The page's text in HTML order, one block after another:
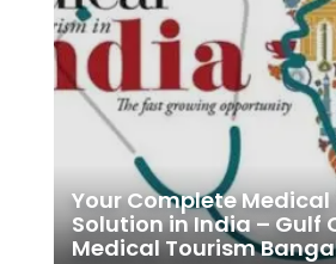
Your Complete Medical
Solution in India – Gulf
Medical Tourism